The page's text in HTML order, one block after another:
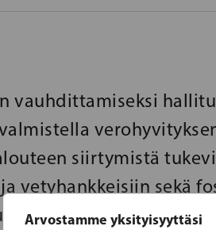
Arvostamme yksityisyyttäsi
vauhdittamiseksi
siirtymistä
vetyhankkeisiin sekä
Alustavasti